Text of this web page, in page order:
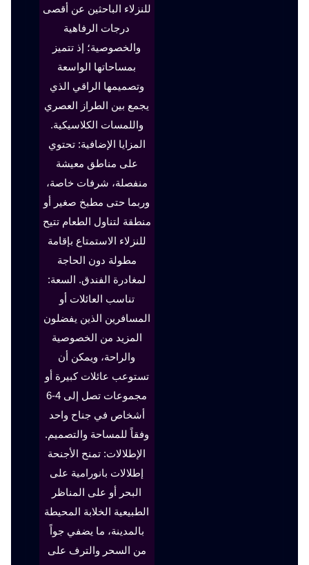
للنزلاء الباحثين عن أقصى
درجات الرفاهية
والخصوصية؛ إذ تتميز
بمساحاتها الواسعة
وتصميمها الراقي الذي
يجمع بين الطراز العصري
واللمسات الكلاسيكية.
المزايا الإضافية: تحتوي
على مناطق معيشة
منفصلة، شرفات خاصة،
وربما حتى مطبخ صغير أو
منطقة لتناول الطعام تتيح
للنزلاء الاستمتاع بإقامة
مطولة دون الحاجة
لمغادرة الفندق. السعة:
تناسب العائلات أو
المسافرين الذين يفضلون
المزيد من الخصوصية
والراحة، ويمكن أن
تستوعب عائلات كبيرة أو
مجموعات تصل إلى 4-6
أشخاص في جناح واحد
وفقاً للمساحة والتصميم.
الإطلالات: تمنح الأجنحة
إطلالات بانورامية على
البحر أو على المناظر
الطبيعية الخلابة المحيطة
بالمدينة، ما يضفي جواً
من السحر والترف على